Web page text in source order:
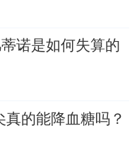
蒂诺是如何失算的
真的能降血糖吗？